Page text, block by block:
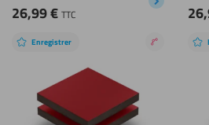
26,99€ TTC
Enregistrer